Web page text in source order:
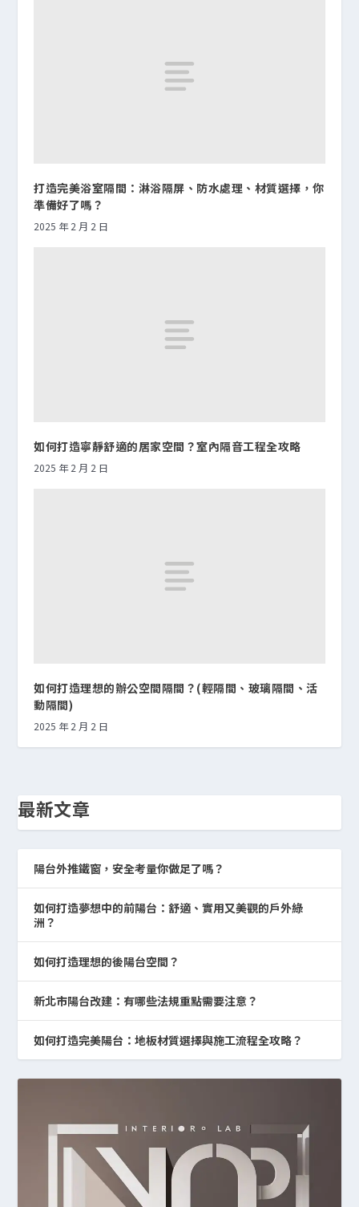
打造完美浴室隔間：淋浴隔屏、防水處理、材質選擇，你
準備好了嗎？
2025 年 2 月 2 日
如何打造寧靜舒適的居家空間？室內隔音工程全攻略
2025 年 2 月 2 日
如何打造理想的辦公空間隔間？(輕隔間、玻璃隔間、活
動隔間)
2025 年 2 月 2 日
最新文章
陽台外推鐵窗，安全考量你做足了嗎？
如何打造夢想中的前陽台：舒適、實用又美觀的戶外綠
洲？
如何打造理想的後陽台空間？
新北市陽台改建：有哪些法規重點需要注意？
如何打造完美陽台：地板材質選擇與施工流程全攻略？